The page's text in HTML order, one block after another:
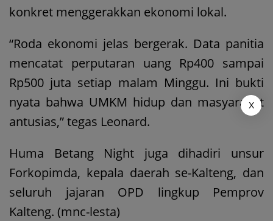
konkret menggerakkan ekonomi lokal.
“Roda ekonomi jelas bergerak. Data panitia
mencatat perputaran uang Rp400 sampai
Rp500 juta setiap malam Minggu. Ini bukti
nyata bahwa UMKM hidup dan masyarakat
antusias,” tegas Leonard.
Huma Betang Night juga dihadiri unsur
Forkopimda, kepala daerah se-Kalteng, dan
seluruh jajaran OPD lingkup Pemprov
Kalteng. (mnc-lesta)
X